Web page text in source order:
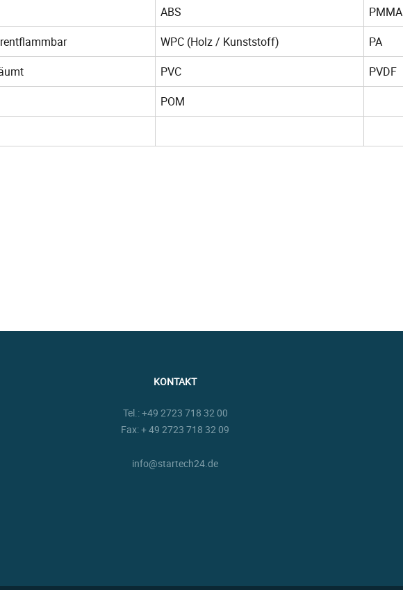
ABS
PMMA
WPC (Holz / Kunststoff)
PA
PVC
PVDF
POM
KONTAKT
Tel.:+49 2723 718 32 00
Fax: + 49 2723 718 32 09
info@startech24.de